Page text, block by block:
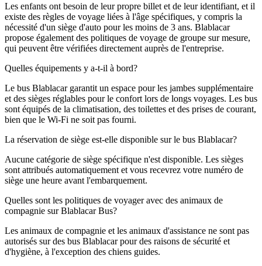
Les enfants ont besoin de leur propre billet et de leur identifiant, et il
existe des règles de voyage liées à l'âge spécifiques, y compris la
nécessité d'un siège d'auto pour les moins de 3 ans. Blablacar
propose également des politiques de voyage de groupe sur mesure,
qui peuvent être vérifiées directement auprès de l'entreprise.
Quelles équipements y a-t-il à bord?
Le bus Blablacar garantit un espace pour les jambes supplémentaire
et des sièges réglables pour le confort lors de longs voyages. Les bus
sont équipés de la climatisation, des toilettes et des prises de courant,
bien que le Wi-Fi ne soit pas fourni.
La réservation de siège est-elle disponible sur le bus Blablacar?
Aucune catégorie de siège spécifique n'est disponible. Les sièges
sont attribués automatiquement et vous recevrez votre numéro de
siège une heure avant l'embarquement.
Quelles sont les politiques de voyager avec des animaux de
compagnie sur Blablacar Bus?
Les animaux de compagnie et les animaux d'assistance ne sont pas
autorisés sur des bus Blablacar pour des raisons de sécurité et
d'hygiène, à l'exception des chiens guides.